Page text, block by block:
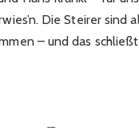
Die Steirer sind
– und das